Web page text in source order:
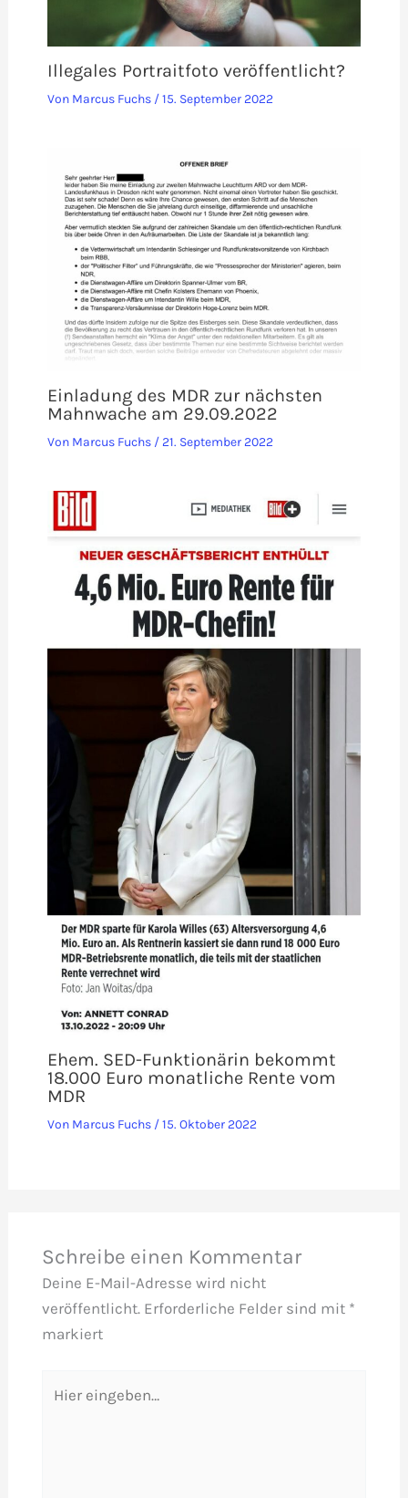
Illegales Portraitfoto veröffentlicht?
Von Marcus Fuchs /15. September 2022
Einladung des MDR zur nächsten
Mahnwache am 29.09.2022
Von Marcus Fuchs / 21. September 2022
Ehem. SED-Funktionärin bekommt
18.000 Euro monatliche Rente vom
MDR
Von Marcus Fuchs /15. Oktober 2022
Schreibe einen Kommentar
Deine E-Mail-Adresse wird nicht
veröffentlicht. Erforderliche Felder sind mit *
markiert
eingeben…